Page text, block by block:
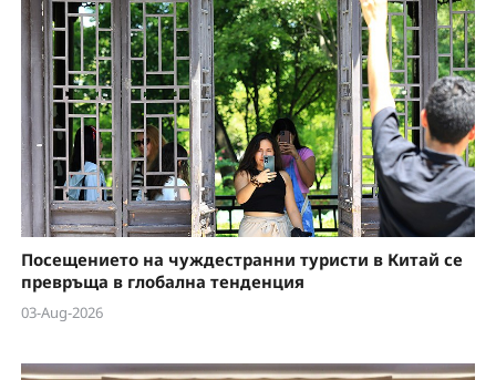
Посещението на чуждестранни туристи в Китай се
превръща в глобална тенденция
03-Aug-2026